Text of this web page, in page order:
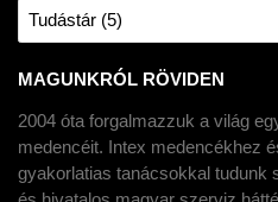
Tudástár (5)
MAGUNKRÓL RÖVIDEN
2004 óta forgalmazzuk a világ
medencéit. Intex medencékhez
gyakorlatias tanácsokkal tudunk